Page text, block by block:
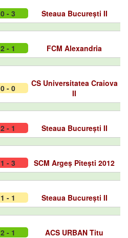
0 - 3 Steaua București II
2 - 1 FCM Alexandria
0 - 0
CS Universitatea Craiova
II
2 - 1 Steaua București II
1 - 3 SCM Argeș Pitești 2012
1 - 1 Steaua București II
2 - 1 ACS URBAN Titu